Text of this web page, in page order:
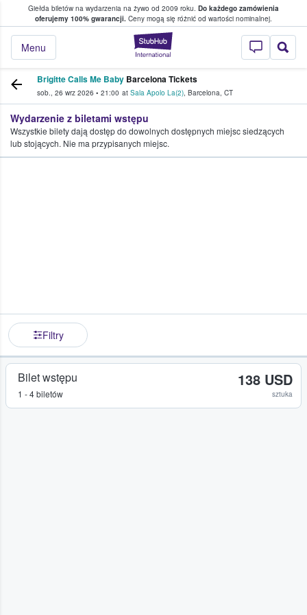
Giełda biletów na wydarzenia na żywo od 2009 roku. Do każdego zamówienia
oferujemy 100% gwarancji. Ceny mogą się różnić od wartości nominalnej.
StubHub —
Menu
w którym fani i kibice kupują i
Brigitte Calls Me Baby Barcelona Tickets
sob., 26 wrz 2026 • 21:00 at Sala Apolo La(2), Barcelona, CT
Wydarzenie z biletami wstępu
Wszystkie bilety dają dostęp do dowolnych dostępnych miejsc siedzących
lub stojących. Nie ma przypisanych miejsc.
Filtry
Bilet wstępu
1 - 4 biletów
138 USD
sztuka